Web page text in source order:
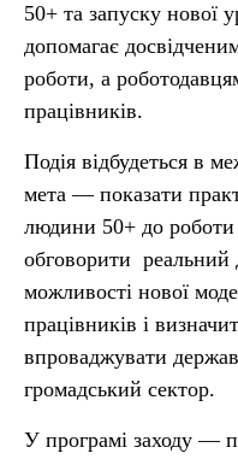
50+ та запуску нової
допомагає
роботи, а
працівників.
Подія відбудеться в
мета — показати
людини 50+ до роботи
обговорити реальний
можливості нової
працівників і
впроваджувати
громадський сектор.
У програмі заходу —